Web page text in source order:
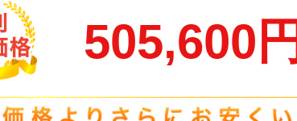
505,600円